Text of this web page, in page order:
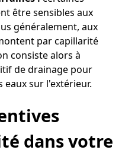
être sensibles aux
généralement, aux
par capillarité
consiste alors à
de drainage pour
sur l'extérieur.
dans votre